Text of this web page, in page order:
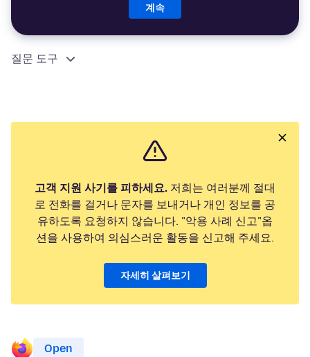
계속
질문 도구
고객 지원 사기를 피하세요. 저희는 여러분께 절대
로 전화를 걸거나 문자를 보내거나 개인 정보를 공
유하도록 요청하지 않습니다. "악용 사례 신고"옵
션을 사용하여 의심스러운 활동을 신고해 주세요.
자세히 살펴보기
Open